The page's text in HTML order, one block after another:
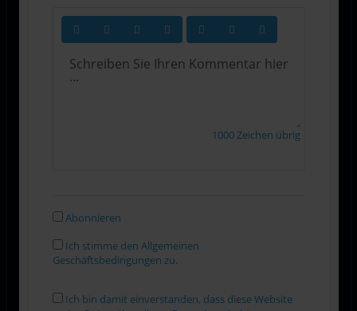
1000Zeichen übrig
Abonnieren
Ich stimme den Allgemeinen
Geschäftsbedingungen zu.
Ich bin damit einverstanden, dass diese Website